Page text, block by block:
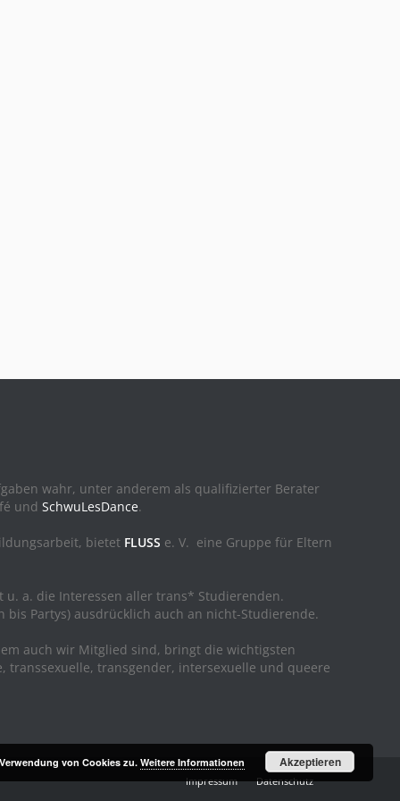
wahr, unter anderem als qualifizierter Berater
und SchwuLesDance.
bietet FLUSS e. V. eine Gruppe für Eltern
a. die Interessen aller trans* Studierenden.
Partys) ausdrücklich auch an nicht-Studierende.
auch wir Mitglied sind, bringt die wichtigsten
transsexuelle, transgender, intersexuelle und queere
Impressum Datenschutz
von Cookies zu. Weitere Informationen Akzeptieren